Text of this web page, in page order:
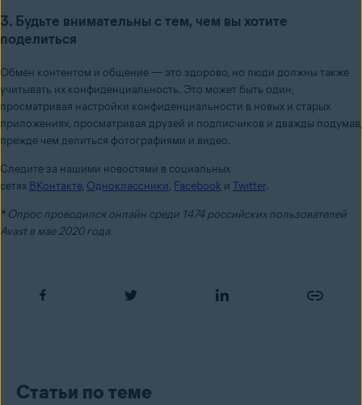
3. Будьте внимательны с тем, чем вы хотите
поделиться
Обмен контентом и общение — это здорово, но люди должны также
учитывать их конфиденциальность. Это может быть один,
просматривая настройки конфиденциальности в новых и старых
приложениях, просматривая друзей и подписчиков и дважды подумав,
прежде чем делиться фотографиями и видео.
Следите за нашими новостями в социальных
сетях ВКонтакте, Одноклассники, Facebook и Twitter.
* Опрос проводился онлайн среди 1474 российских пользователей
Avast в мае 2020 года.
Статьи по теме